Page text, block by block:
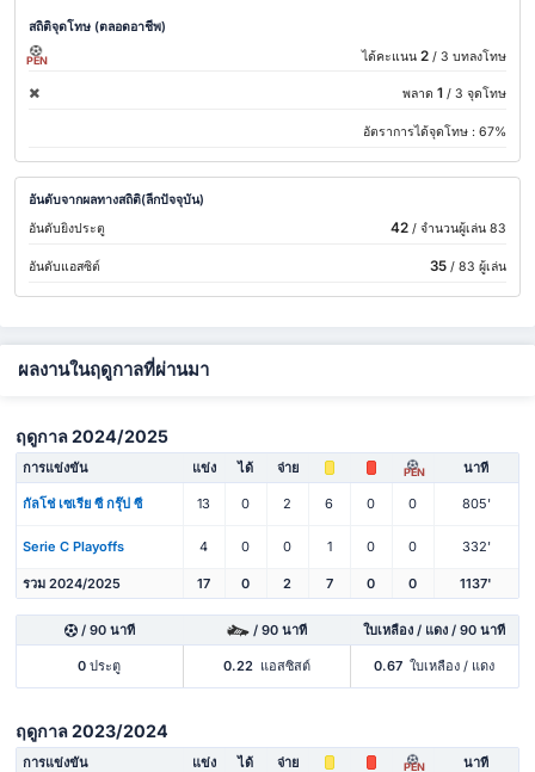
สถิติจุดโทษ (ตลอดอาชีพ)
PEN ได้คะแนน 2 / 3 บทลงโทษ
พลาด 1 / 3 จุดโทษ
อัตราการได้จุดโทษ : 67%
อันดับจากผลทางสถิติ(ลีกปัจจุบัน)
อันดับยิงประตู
42/ จำนวนผู้เล่น 83
อันดับแอสซิต์ 35/ 83 ผู้เล่น
ผลงานในฤดูกาลที่ผ่านมา
ฤดูกาล 2024/2025
การแข่งขัน แข่ง ได้ จ่าย PEN นาที
กัลโช่ เซเรีย ซี กรุ๊ป ซี 13 0 2 6 0 0 805'
Serie C Playoffs 4 0 0 1 0 0 332'
รวม 2024/2025 17 0 2 7 0 0 1137'
/ 90 นาที / 90 นาที ใบเหลือง / แดง / 90 นาที
0 ประตู 0.22 แอสซิสต์ 0.67 ใบเหลือง / แดง
ฤดูกาล 2023/2024
การแข่งขัน แข่ง ได้ จ่าย PEN นาที